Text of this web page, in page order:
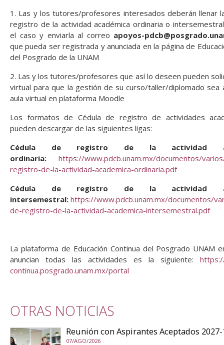
1. Las y los tutores/profesores interesados deberán llenar
registro de la actividad académica ordinaria o
el caso y enviarla al correo apoyos-
que pueda ser registrada y anunciada en la página de
del Posgrado de la UNAM
2. Las y los tutores/profesores que así lo deseen pueden
virtual para que la gestión de su curso/taller/diplomado sea
aula virtual en plataforma Moodle
Los formatos de Cédula de registro de actividades
pueden descargar de las siguientes ligas:
Cédula de registro de la actividad
ordinaria: https://www.pdcb.unam.mx/documentos/
registro-de-la-actividad-academica-ordinaria.pdf
Cédula de registro de la actividad
intersemestral: https://www.pdcb.unam.mx/documentos/
de-registro-de-la-actividad-academica-intersemestral.pdf
La plataforma de Educación Continua del Posgrado UNAM
anuncian todas las actividades es la siguiente:
continua.posgrado.unam.mx/portal
OTRAS NOTICIAS
Reunión con Aspirantes Aceptados
07/AGO/2026